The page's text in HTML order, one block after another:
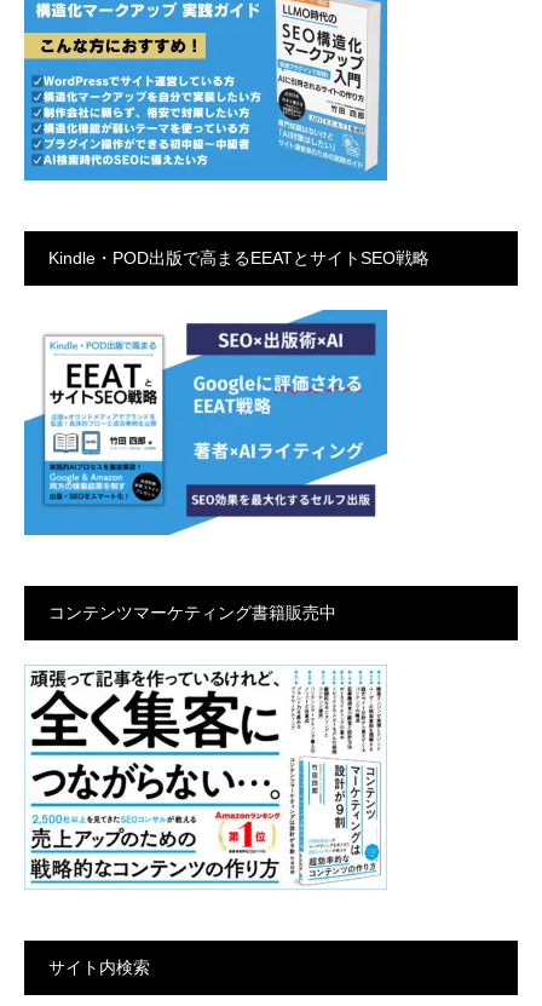
Kindle・POD出版で高まるEEATとサイトSEO戦略
コンテンツマーケティング書籍販売中
サイト内検索